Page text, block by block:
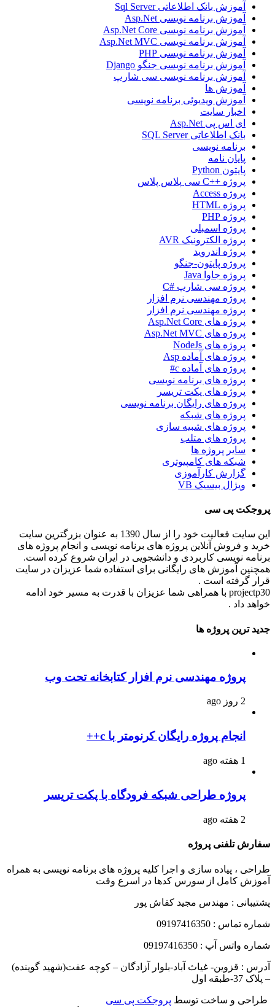
آموزش بانک اطلاعاتی Sql Server
آموزش برنامه نویسی Asp.Net
آموزش برنامه نویسی Asp.Net Core
آموزش برنامه نویسی Asp.Net MVC
آموزش برنامه نویسی PHP
آموزش برنامه نویسی جنگو Django
آموزش برنامه نویسی سی شارپ
آموزش ها
آموزش ویدیوئی برنامه نویسی
اخبار سایت
ای اس پی Asp.Net
بانک اطلاعاتی SQL Server
برنامه نویسی
پایان نامه
پایتون Python
پروژه ++C سی پلاس پلاس
پروژه Access
پروژه HTML
پروژه PHP
پروژه اسمبلی
پروژه الکترونیک AVR
پروژه اندروید
پروژه پایتون-جنگو
پروژه جاوا Java
پروژه سی شارپ #C
پروژه مهندسی نرم افزار
پروژه مهندسی نرم افزار
پروژه های Asp.Net Core
پروژه های Asp.Net MVC
پروژه های NodeJs
پروژه های آماده Asp
پروژه های آماده c#
پروژه های برنامه نویسی
پروژه های پکت تریسر
پروژه های رایگان برنامه نویسی
پروژه های شبکه
پروژه های شبیه سازی
پروژه های متلب
سایر پروژه ها
شبکه های کامپیوتری
گزارش کارآموزی
ویژال بیسیک VB
پروجکت پی سی
این سایت فعالیت خود را از سال 1390 به عنوان بزرگترین سایت
خرید و فروش آنلاین پروژه های برنامه نویسی و انجام پروژه های
برنامه نویسی کاربردی و دانشجویی در ایران شروع کرده است.
همچنین آموزش های رایگانی برای استفاده شما عزیزان در سایت
قرار گرفته است .
projectp30 با همراهی شما عزیزان با قدرت به مسیر خود ادامه
خواهد داد .
جدید ترین پروژه ها
پروژه مهندسی نرم افزار کتابخانه تحت وب
2 روز ago
انجام پروژه رایگان کرنومتر با c++
1 هفته ago
پروژه طراحی شبکه فرودگاه با پکت تریسر
2 هفته ago
سفارش تلفنی پروژه
طراحی ، پیاده سازی و اجرا کلیه پروژه های برنامه نویسی به همراه
آموزش کامل از سورس کدها در اسرع وقت
پشتیبانی : مهندس مجید کفاش پور
شماره تماس : 09197416350
شماره واتس آپ : 09197416350
آدرس : قزوین- غیاث آباد-بلوار آزادگان – کوچه عفت(شهید گوینده)
– پلاک 37-طبقه اول
طراحی و ساخت توسط پروجکت پی سی